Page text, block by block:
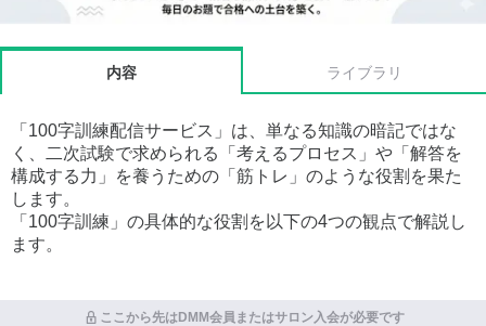
内容 ライブラリ
「100字訓練配信サービス」は、単なる知識の暗記ではな
く、二次試験で求められる「考えるプロセス」や「解答を
構成する力」を養うための「筋トレ」のような役割を果た
します。
「100字訓練」の具体的な役割を以下の4つの観点で解説し
ます。
ここから先はDMM会員またはサロン入会が必要です